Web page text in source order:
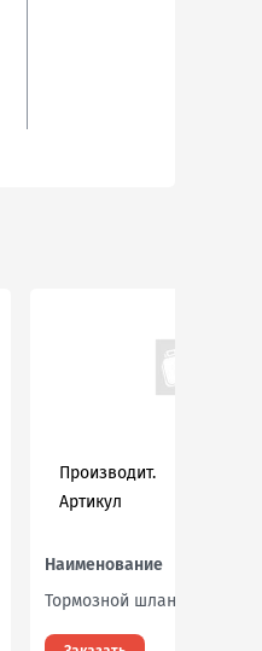
Производит.
Артикул
Наименование
Тормозной шланг